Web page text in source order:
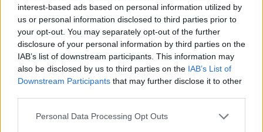
interest-based ads based on personal information utilized by
us or personal information disclosed to third parties prior to
your opt-out. You may separately opt-out of the further
disclosure of your personal information by third parties on the
IAB’s list of downstream participants. This information may
also be disclosed by us to third parties on the IAB’s List of
Downstream Participants that may further disclose it to other
Please note that this website/app uses one or more Google
Personal Data Processing Opt Outs
Consejos de compra – Almería: cuatro posibles titulares a bajo
coste
de Vicente Moreno esperan tener una campaña 23/24 más tranquila.